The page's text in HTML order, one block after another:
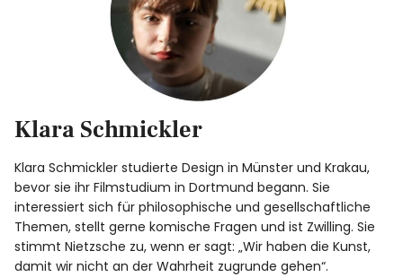
Antirassismus
Kunst&Literatur
Generation XYZ
Über uns
Klara Schmickler
Klara Schmickler studierte Design in Münster und Krakau,
bevor sie ihr Filmstudium in Dortmund begann. Sie
interessiert sich für philosophische und gesellschaftliche
Themen, stellt gerne komische Fragen und ist Zwilling. Sie
stimmt Nietzsche zu, wenn er sagt: „Wir haben die Kunst,
damit wir nicht an der Wahrheit zugrunde gehen“.